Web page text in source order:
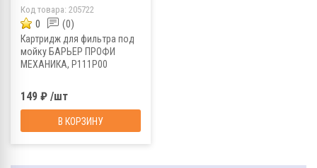
Код товара: 205722
0 (0)
Картридж для фильтра под
мойку БАРЬЕР ПРОФИ
МЕХАНИКА, Р111Р00
149 ₽ /шт
В КОРЗИНУ